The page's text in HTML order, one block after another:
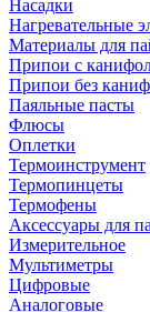
Насадки
Нагревательные
Материалы для
Припои с
Припои без
Паяльные пасты
Флюсы
Оплетки
Термоинструмент
Термопинцеты
Термофены
Аксессуары для
Измерительное
Мультиметры
Цифровые
Аналоговые